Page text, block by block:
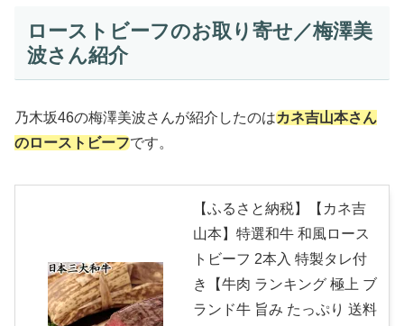
ローストビーフのお取り寄せ／梅澤美
波さん紹介
乃木坂46の梅澤美波さんが紹介したのはカネ吉山本さん
のローストビーフです。
【ふるさと納税】【カネ吉
山本】特選和牛 和風ロース
トビーフ 2本入 特製タレ付
き【牛肉 ランキング 極上 ブ
ランド牛 旨み たっぷり 送料